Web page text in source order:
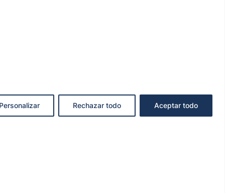
Personalizar Rechazar todo Aceptar todo